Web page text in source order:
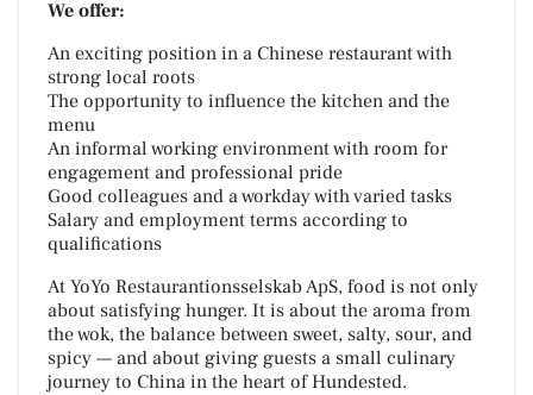
We offer:
An exciting position in a Chinese restaurant with
strong local roots
The opportunity to influence the kitchen and the
menu
An informal working environment with room for
engagement and professional pride
Good colleagues and a workday with varied tasks
Salary and employment terms according to
qualifications
At YoYo Restaurantionsselskab ApS, food is not only
about satisfying hunger. It is about the aroma from
the wok, the balance between sweet, salty, sour, and
spicy — and about giving guests a small culinary
journey to China in the heart of Hundested.